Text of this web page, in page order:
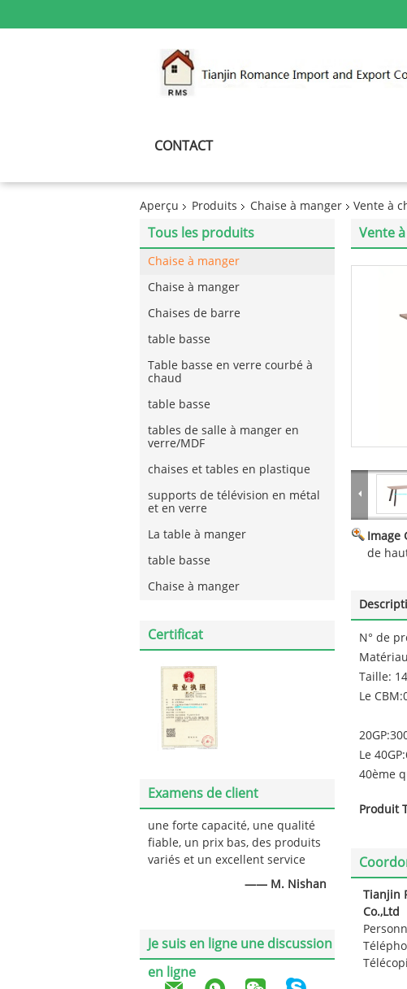
CONTACT
Aperçu Produits Chaise à manger Vente à
Tous les produits
Chaise à manger
Chaise à manger
Chaises de barre
table basse
Table basse en verre courbé à
chaud
table basse
tables de salle à manger en
verre/MDF
chaises et tables en plastique
supports de télévision en métal
et en verre
La table à manger
table basse
Chaise à manger
Certificat
Examens de client
une forte capacité, une qualité
fiable, un prix bas, des produits
variés et un excellent service
—— M. Nishan
Je suis en ligne une discussion
en ligne
Vente
Image
de
N° de
Taille:
Le
Le
40ème
Produit
Tianjin
Co.,Ltd